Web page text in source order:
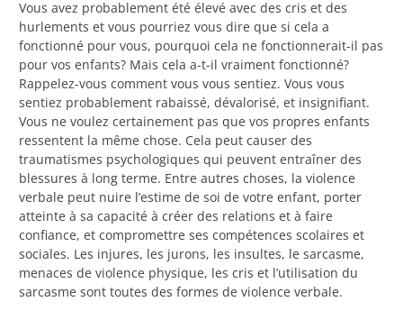
Vous avez probablement été élevé avec des cris et des
hurlements et vous pourriez vous dire que si cela a
fonctionné pour vous, pourquoi cela ne fonctionnerait-il pas
pour vos enfants? Mais cela a-t-il vraiment fonctionné?
Rappelez-vous comment vous vous sentiez. Vous vous
sentiez probablement rabaissé, dévalorisé, et insignifiant.
Vous ne voulez certainement pas que vos propres enfants
ressentent la même chose. Cela peut causer des
traumatismes psychologiques qui peuvent entraîner des
blessures à long terme. Entre autres choses, la violence
verbale peut nuire l’estime de soi de votre enfant, porter
atteinte à sa capacité à créer des relations et à faire
confiance, et compromettre ses compétences scolaires et
sociales. Les injures, les jurons, les insultes, le sarcasme,
menaces de violence physique, les cris et l’utilisation du
sarcasme sont toutes des formes de violence verbale.